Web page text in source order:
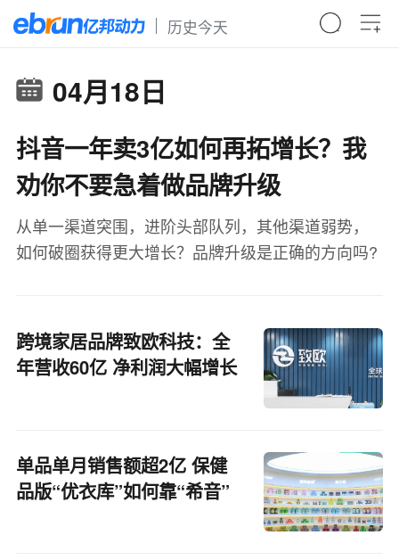
历史今天
04月18日
抖音一年卖3亿如何再拓增长？我
劝你不要急着做品牌升级
从单一渠道突围，进阶头部队列，其他渠道弱势，
如何破圈获得更大增长？品牌升级是正确的方向吗?
跨境家居品牌致欧科技：全
年营收60亿 净利润大幅增长
单品单月销售额超2亿 保健
品版“优衣库”如何靠“希音”